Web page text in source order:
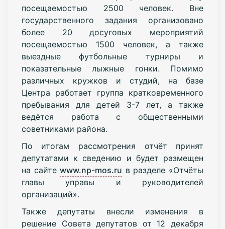
посещаемостью 2500 человек. Вне
государственного задания организовано
более 20 досуговых мероприятий
посещаемостью 1500 человек, а также
выездные футбольные турниры и
показательные лыжные гонки. Помимо
различных кружков и студий, на базе
Центра работает группа кратковременного
пребывания для детей 3-7 лет, а также
ведётся работа с общественными
советниками района.
По итогам рассмотрения отчёт принят
депутатами к сведению и будет размещен
на сайтеwww.np-mos.ru в разделе «Отчёты
главы управы и руководителей
организаций».
Также депутаты внесли изменения в
решение Совета депутатов от 12 декабря